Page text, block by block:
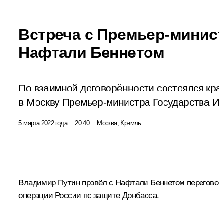
Встреча с Премьер-
Нафтали Беннетом
По взаимной договорённости состоялся
в Москву Премьер-министра Государства
5 марта 2022 года 20:40 Москва, Кремль
Владимир Путин провёл с Нафтали Беннетом
операции России по защите Донбасса.